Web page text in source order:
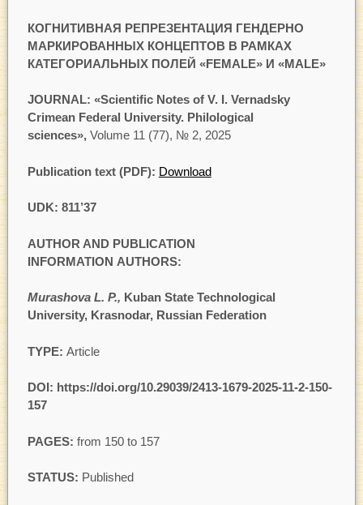
КОГНИТИВНАЯ РЕПРЕЗЕНТАЦИЯ ГЕНДЕРНО
МАРКИРОВАННЫХ КОНЦЕПТОВ В РАМКАХ
КАТЕГОРИАЛЬНЫХ ПОЛЕЙ «FEMALE» И «MALE»
JOURNAL: «Scientific Notes of V. I. Vernadsky
Crimean Federal University. Philological
sciences», Volume 11 (77), № 2, 2025
Publication text (PDF): Download
UDK: 811’37
AUTHOR AND PUBLICATION
INFORMATION AUTHORS:
Murashova L. P., Kuban State Technological
University, Krasnodar, Russian Federation
TYPE: Article
DOI: https://doi.org/10.29039/2413-1679-2025-11-2-150-
157
PAGES: from 150 to 157
STATUS: Published